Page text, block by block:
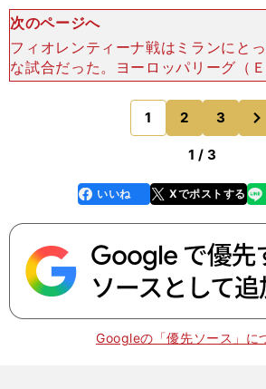
次のページへ
フィオレンティーナ戦はミランにと
な試合だった。ヨーロッパリーグ（
いう目標に向けて、ラストスパート
いけないミランの最初の難関だ。そ
間ピッチに残れた
1 2 3
1 / 3
faceboo
k
いいね Xでポストする
line
Googleの「優先ソース」に